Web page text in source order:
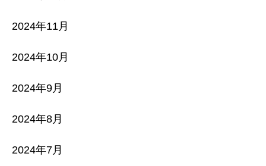
2024年11月
2024年10月
2024年9月
2024年8月
2024年7月